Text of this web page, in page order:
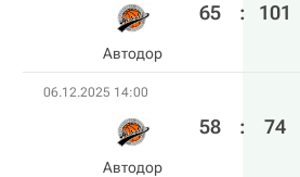
Автодор
65 : 101
06.12.2025 14:00
Автодор
58 : 74